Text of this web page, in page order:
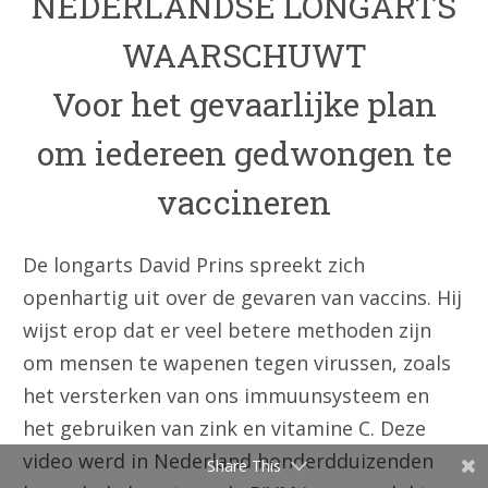
WAARSCHUWT
Voor het gevaarlijke plan
om iedereen gedwongen te
vaccineren
De longarts David Prins spreekt zich
openhartig uit over de gevaren van vaccins. Hij
wijst erop dat er veel betere methoden zijn
om mensen te wapenen tegen virussen, zoals
het versterken van ons immuunsysteem en
het gebruiken van zink en vitamine C. Deze
video werd in Nederland honderdduizenden
Share This